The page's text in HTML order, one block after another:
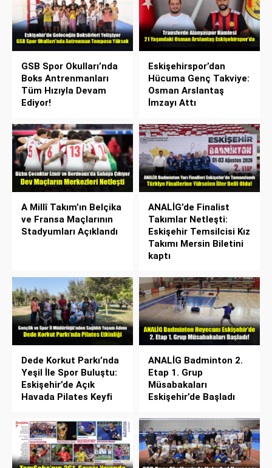
GSB Spor Okulları’nda
Boks Antrenmanları
Tüm Hızıyla Devam
Ediyor!
Eskişehirspor’dan
Hücuma Genç Takviye:
Osman Arslantaş
İmzayı Attı
A Millî Takım’ın Belçika
ve Fransa Maçlarının
Stadyumları Açıklandı
ANALİG’de Finalist
Takımlar Netleşti:
Eskişehir Temsilcisi Kız
Takımı Mersin Biletini
kaptı
Dede Korkut Parkı’nda
Yeşil İle Spor Buluştu:
Eskişehir’de Açık
Havada Pilates Keyfi
ANALİG Badminton 2.
Etap 1. Grup
Müsabakaları
Eskişehir’de Başladı